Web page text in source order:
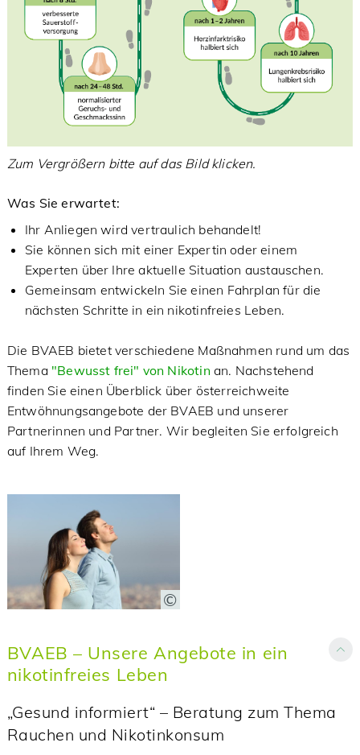
Zum Vergrößern bitte auf das Bild klicken.
Was Sie erwartet:
Ihr Anliegen wird vertraulich behandelt!
Sie können sich mit einer Expertin oder einem
Experten über Ihre aktuelle Situation austauschen.
Gemeinsam entwickeln Sie einen Fahrplan für die
nächsten Schritte in ein nikotinfreies Leben.
Die BVAEB bietet verschiedene Maßnahmen rund um das
Thema "Bewusst frei" von Nikotin an. Nachstehend
finden Sie einen Überblick über österreichweite
Entwöhnungsangebote der BVAEB und unserer
Partnerinnen und Partner. Wir begleiten Sie erfolgreich
auf Ihrem Weg.
BVAEB – Unsere Angebote in ein
nikotinfreies Leben
„Gesund informiert“ – Beratung zum Thema
Rauchen und Nikotinkonsum